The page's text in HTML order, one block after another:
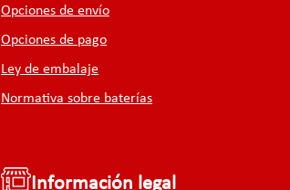
Opciones de envío
Opciones de pago
Ley de embalaje
Normativa sobre baterías
Información legal